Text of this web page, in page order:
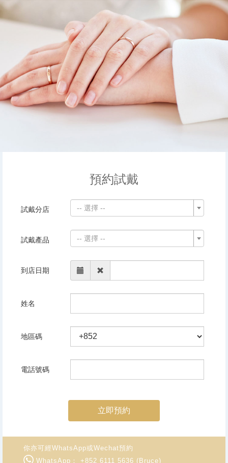
預約試戴
試戴分店 -- 選擇 --
試戴產品 -- 選擇 --
到店日期
姓名
地區碼
電話號碼
立即預約
你亦可經WhatsApp或Wechat預約
WhatsApp： +852 6111 5636 (Bruce)